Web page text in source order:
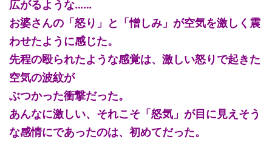
広がるような……
お婆さんの「怒り」と「憎しみ」が空気を激しく震
わせたように感じた。
先程の殴られたような感覚は、激しい怒りで起きた
空気の波紋が
ぶつかった衝撃だった。
あんなに激しい、それこそ「怒気」が目に見えそう
な感情にであったのは、初めてだった。